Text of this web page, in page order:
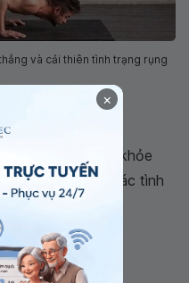
và cải thiên tình trạng rụng
tình trạng sức khỏe
ở nam giới. Các tình
×